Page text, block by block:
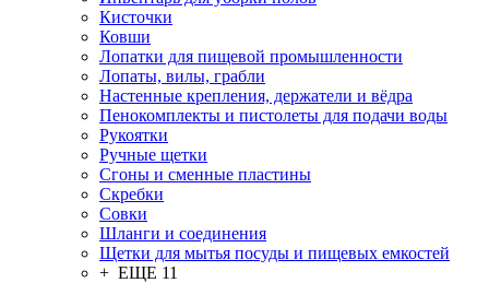
Кисточки
Ковши
Лопатки для пищевой промышленности
Лопаты, вилы, грабли
Настенные крепления, держатели и вёдра
Пенокомплекты и пистолеты для подачи воды
Рукоятки
Ручные щетки
Сгоны и сменные пластины
Скребки
Совки
Шланги и соединения
Щетки для мытья посуды и пищевых емкостей
+ ЕЩЕ 11